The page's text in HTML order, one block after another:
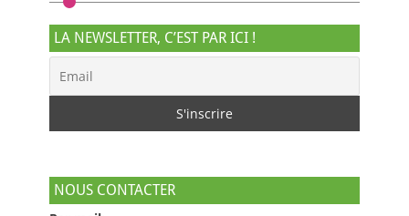
LA NEWSLETTER, C’EST PAR ICI !
NOUS CONTACTER